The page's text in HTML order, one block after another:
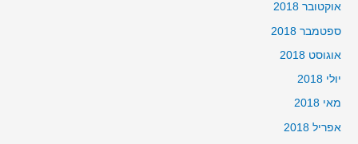
אוקטובר 2018
ספטמבר 2018
אוגוסט 2018
יולי 2018
מאי 2018
אפריל 2018